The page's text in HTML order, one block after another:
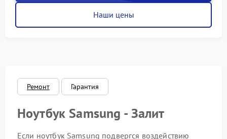
Наши цены
Ремонт Гарантия
Ноутбук Samsung - Залит
Если ноутбук Samsung подвергся воздействию